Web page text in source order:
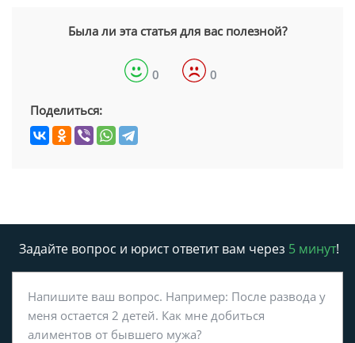
Была ли эта статья для вас полезной?
0 0
Поделиться:
Задайте вопрос и юрист ответит вам через 5 минут!